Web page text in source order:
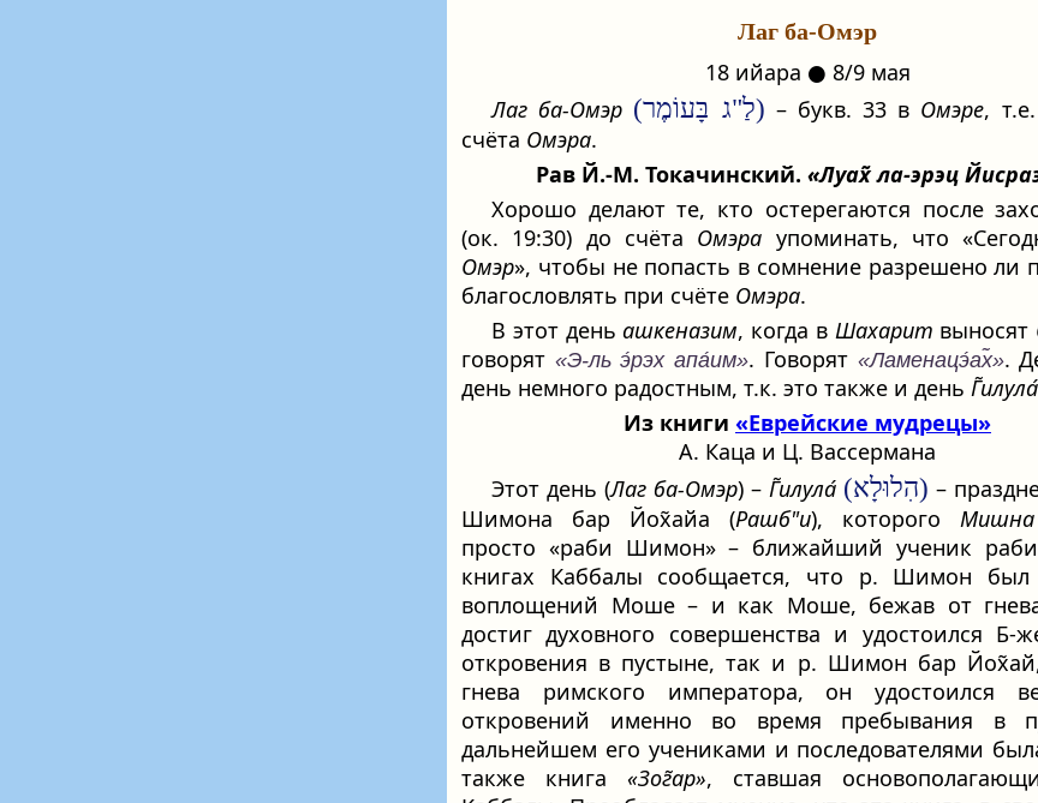
Лаг ба-Омэр
18 ийара ● 8/9 мая
Лаг ба-Омэр
(לַ"ג בָּעוֹמֶר) – букв. 33 в Омэре,
счёта Омэра.
Рав Й.-М. Токачинский. «Луах̃ ла-эрэц
Хорошо делают те, кто остерегаются после
(ок. 19:30) до счёта Омэра упоминать, что
Омэр», чтобы не попасть в сомнение разрешено ли
благословлять при счёте Омэра.
В этот день ашкеназим, когда в Шахарит выносят
говорят «Э-ль э́рэх апа́им». Говорят «Ламенацэ́ах̃».
день немного радостным, т.к. это также и день Г̃илула́
Из книги «Еврейские мудрецы»
А. Каца и Ц. Вассермана
Этот день (Лаг ба-Омэр) – Г̃илула́ (הִלוּלָא) –
Шимона бар Йох̃айа (Рашб"и), которого Мишна
просто «раби Шимон» – ближайший ученик
книгах Каббалы сообщается, что р. Шимон
воплощений Моше – и как Моше, бежав от
достиг духовного совершенства и удостоился
откровения в пустыне, так и р. Шимон бар
гнева римского императора, он удостоился
откровений именно во время пребывания в
дальнейшем его учениками и последователями
также книга «Зог̃ар», ставшая